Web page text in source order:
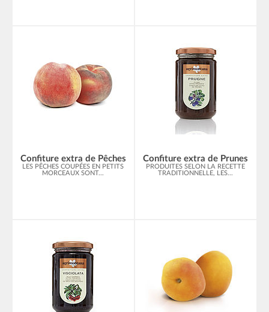
Confiture extra de Pêches
LES PÊCHES COUPÉES EN PETITS
MORCEAUX SONT...
Confiture extra de Prunes
PRODUITES SELON LA RECETTE
TRADITIONNELLE, LES...